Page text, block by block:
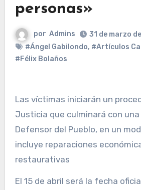
personas»
por Admins
31 de marzo
#Ángel Gabilondo, #Artículos
#Félix Bolaños
Las víctimas iniciarán un procedimiento ante
Justicia que culminará con
Defensor del Pueblo, en un
incluye reparaciones
restaurativas
El 15 de abril será la fecha oficial para la puesta